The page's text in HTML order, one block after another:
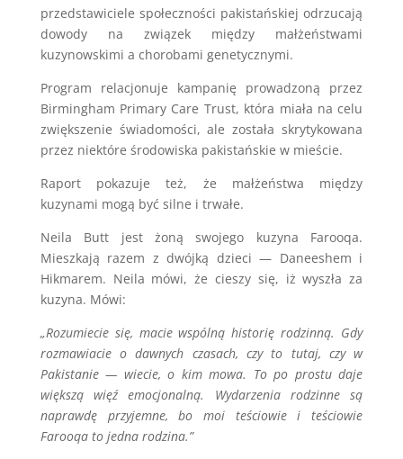
przedstawiciele społeczności pakistańskiej odrzucają
dowody na związek między małżeństwami
kuzynowskimi a chorobami genetycznymi.
Program relacjonuje kampanię prowadzoną przez
Birmingham Primary Care Trust, która miała na celu
zwiększenie świadomości, ale została skrytykowana
przez niektóre środowiska pakistańskie w mieście.
Raport pokazuje też, że małżeństwa między
kuzynami mogą być silne i trwałe.
Neila Butt jest żoną swojego kuzyna Farooqa.
Mieszkają razem z dwójką dzieci — Daneeshem i
Hikmarem. Neila mówi, że cieszy się, iż wyszła za
kuzyna. Mówi:
„Rozumiecie się, macie wspólną historię rodzinną. Gdy
rozmawiacie o dawnych czasach, czy to tutaj, czy w
Pakistanie — wiecie, o kim mowa. To po prostu daje
większą więź emocjonalną. Wydarzenia rodzinne są
naprawdę przyjemne, bo moi teściowie i teściowie
Farooqa to jedna rodzina.”